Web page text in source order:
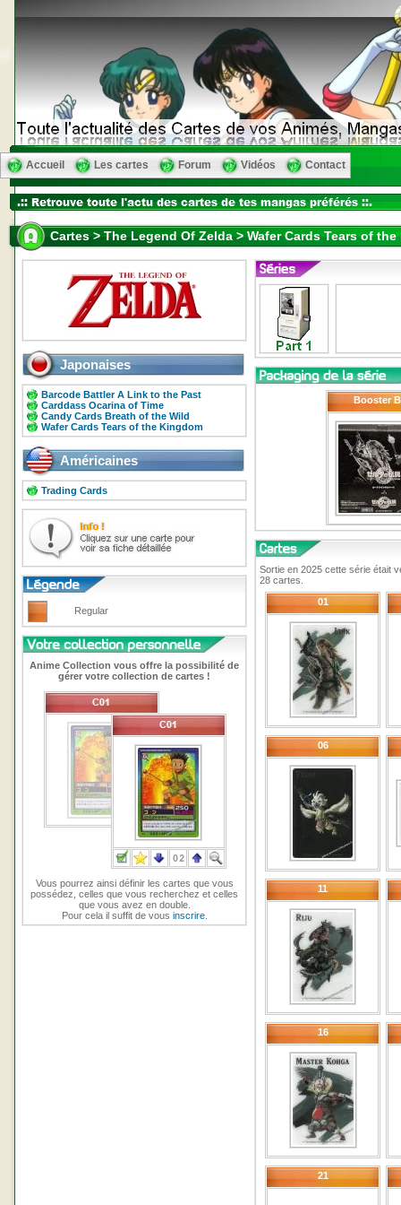
Accueil Les cartes Forum Vidéos Contact
Cartes > The Legend Of Zelda > Wafer Cards Tears of
Japonaises
Barcode Battler A Link to the Past
Carddass Ocarina of Time
Candy Cards Breath of the Wild
Wafer Cards Tears of the Kingdom
Américaines
Trading Cards
Regular
Anime Collection vous offre la possibilité de
gérer votre collection de cartes !
Vous pourrez ainsi définir les cartes que vous
possédez, celles que vous recherchez et celles
que vous avez en double.
Pour cela il suffit de vous inscrire.
Booster
Sortie en 2025 cette série était
28 cartes.
01
06
11
16
21